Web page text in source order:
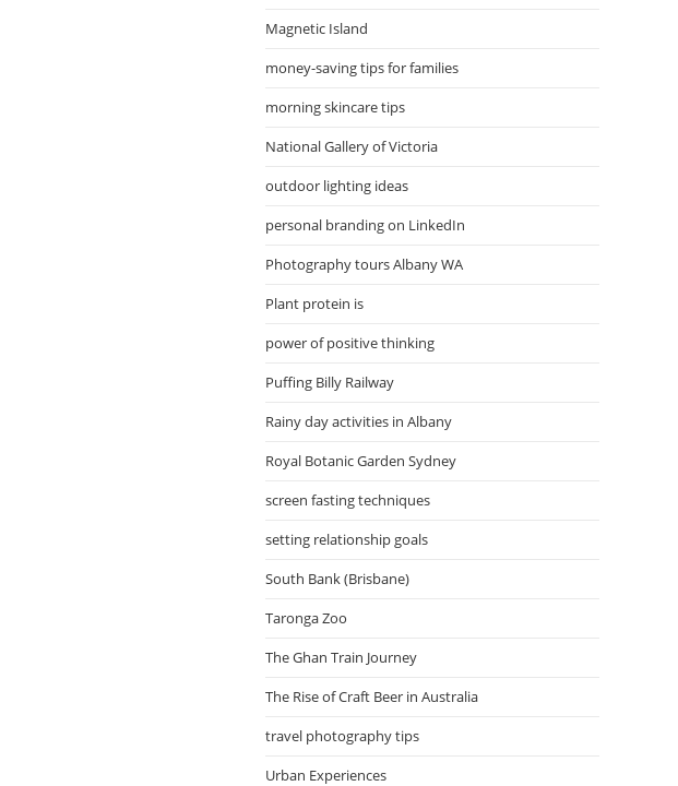
Magnetic Island
money-saving tips for families
morning skincare tips
National Gallery of Victoria
outdoor lighting ideas
personal branding on LinkedIn
Photography tours Albany WA
Plant protein is
power of positive thinking
Puffing Billy Railway
Rainy day activities in Albany
Royal Botanic Garden Sydney
screen fasting techniques
setting relationship goals
South Bank (Brisbane)
Taronga Zoo
The Ghan Train Journey
The Rise of Craft Beer in Australia
travel photography tips
Urban Experiences